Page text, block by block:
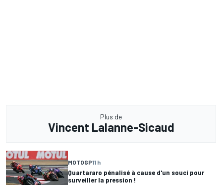
Plus de
Vincent Lalanne-Sicaud
MOTOGP11 h
Quartararo pénalisé à cause d'un souci pour
surveiller la pression !